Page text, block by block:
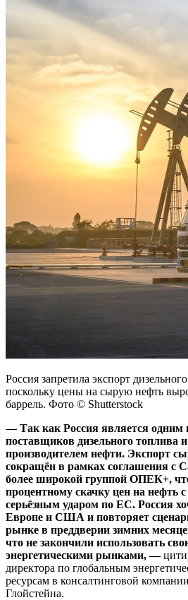
Россия запретила экспорт
поскольку цены на сырую нефть
баррель. Фото © Shutterstock
— Так как Россия является
поставщиков дизельного топлива
производителем нефти. Экспорт
сокращён в рамках соглашения с
более широкой группой ОПЕК+,
процентному скачку цен на нефть
серьёзным ударом по ЕС. Россия
Европе и США и повторяет
рынке в преддверии зимних
что не закончили использовать
энергетическими рынками, —
директора по глобальным
ресурсам в консалтинговой
Глойстейна.